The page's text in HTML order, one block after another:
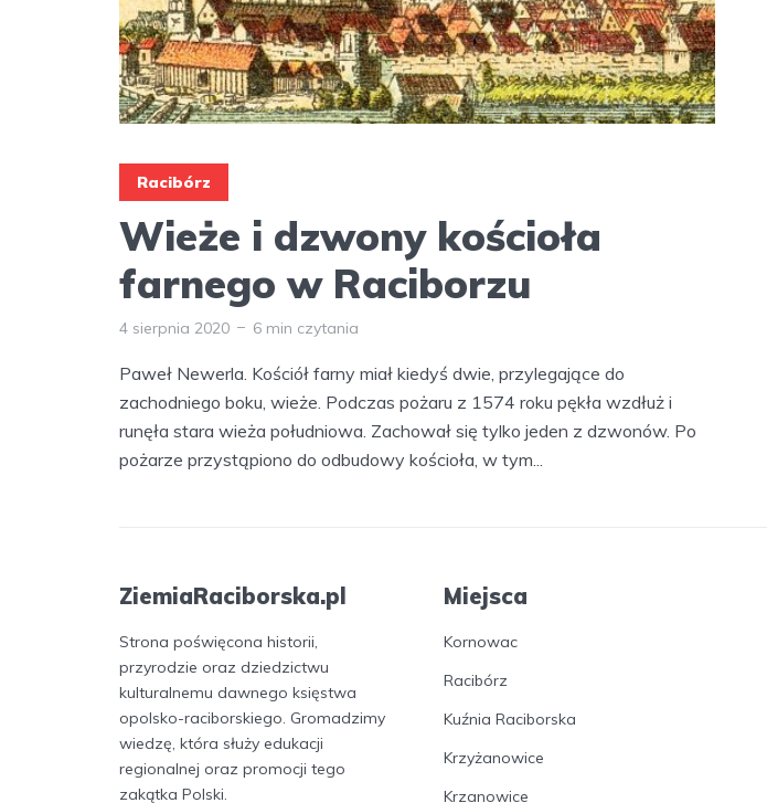
Racibórz
Wieże i dzwony kościoła
farnego w Raciborzu
4 sierpnia 2020 6 min czytania
Paweł Newerla. Kościół farny miał kiedyś dwie, przylegające do
zachodniego boku, wieże. Podczas pożaru z 1574 roku pękła wzdłuż i
runęła stara wieża południowa. Zachował się tylko jeden z dzwonów. Po
pożarze przystąpiono do odbudowy kościoła, w tym...
ZiemiaRaciborska.pl
Strona poświęcona historii,
przyrodzie oraz dziedzictwu
kulturalnemu dawnego księstwa
opolsko-raciborskiego. Gromadzimy
wiedzę, która służy edukacji
regionalnej oraz promocji tego
zakątka Polski.
Miejsca
Kornowac
Racibórz
Kuźnia Raciborska
Krzyżanowice
Krzanowice